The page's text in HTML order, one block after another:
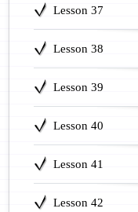
Lesson 37
Lesson 38
Lesson 39
Lesson 40
Lesson 41
Lesson 42